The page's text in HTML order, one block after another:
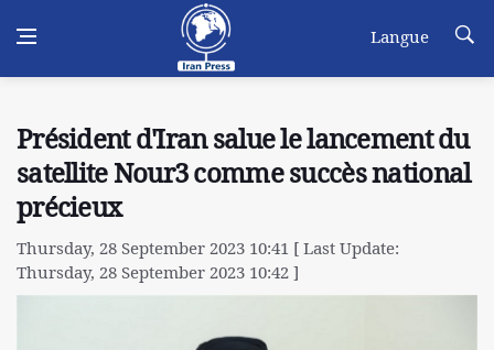
Langue
Président d'Iran salue le lancement du
satellite Nour3 comme succès national
précieux
Thursday, 28 September 2023 10:41 [ Last Update:
Thursday, 28 September 2023 10:42 ]